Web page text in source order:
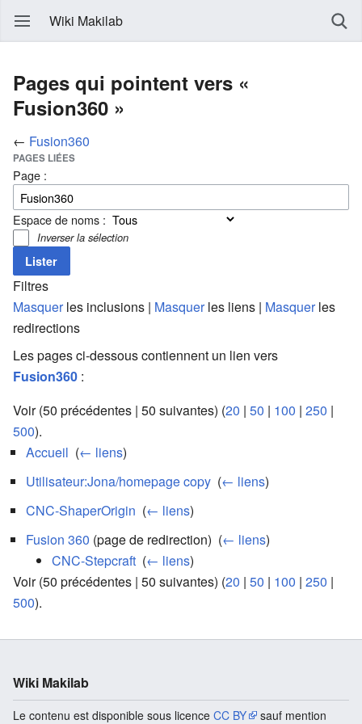
Wiki Makilab
Pages qui pointent vers «
Fusion360 »
← Fusion360
PAGES LIÉES
Page :
Espace de noms :
Inverser la sélection
Filtres
Masquerles inclusions | Masquerles liens | Masquerles
redirections
Les pages ci-dessous contiennent un lien vers
Fusion360 :
Voir (50 précédentes | 50 suivantes) (20 | 50 | 100 | 250 |
500).
Accueil (← liens)
Utilisateur:Jona/homepage copy (← liens)
CNC-ShaperOrigin (← liens)
Fusion 360 (page de redirection) ‎ (← liens)
CNC-Stepcraft (← liens)
Voir (50 précédentes | 50 suivantes) (20 | 50 | 100 | 250 |
500).
Wiki Makilab
Le contenu est disponible sous licence CC BY
sauf mention